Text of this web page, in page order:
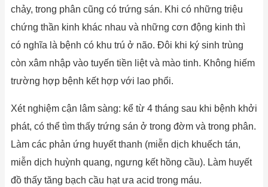
chảy, trong phân cũng có trứng sán. Khi có những triệu
chứng thần kinh khác nhau và những cơn động kinh thì
có nghĩa là bệnh có khu trú ở não. Đôi khi ký sinh trùng
còn xâm nhập vào tuyến tiền liệt và mào tinh. Không hiếm
trường hợp bệnh kết hợp với lao phổi.
Xét nghiệm cận lâm sàng: kể từ 4 tháng sau khi bệnh khởi
phát, có thể tìm thấy trứng sán ở trong đờm và trong phân.
Làm các phản ứng huyết thanh (miễn dịch khuếch tán,
miễn dịch huỳnh quang, ngưng kết hồng cầu). Làm huyết
đồ thấy tăng bạch cầu hạt ưa acid trong máu.